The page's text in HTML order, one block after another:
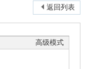
返回列表
高级模式